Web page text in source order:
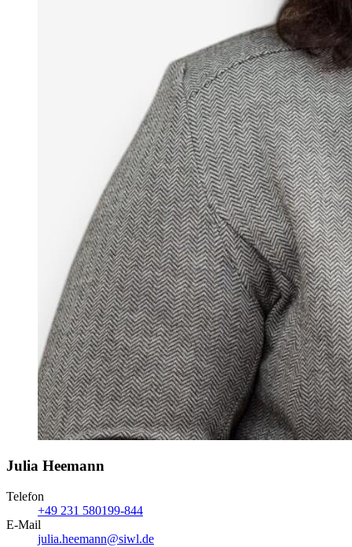
Julia Heemann
Telefon
+49 231 580199-844
E-Mail
julia.heemann@siwl.de